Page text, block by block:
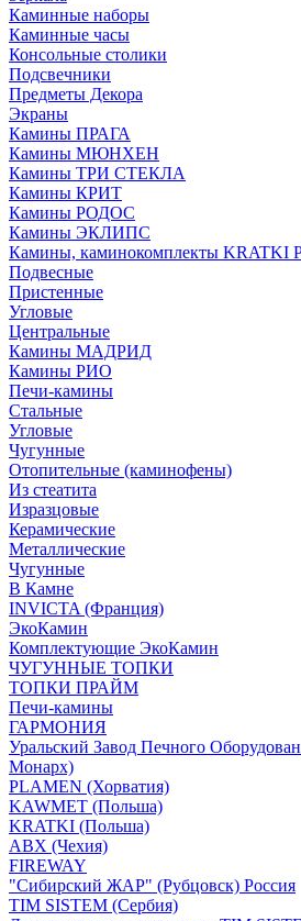
Каминные наборы
Каминные часы
Консольные столики
Подсвечники
Предметы Декора
Экраны
Камины ПРАГА
Камины МЮНХЕН
Камины ТРИ СТЕКЛА
Камины КРИТ
Камины РОДОС
Камины ЭКЛИПС
Камины, каминокомплекты KRATKI
Подвесные
Пристенные
Угловые
Центральные
Камины МАДРИД
Камины РИО
Печи-камины
Стальные
Угловые
Чугунные
Отопительные (каминофены)
Из стеатита
Изразцовые
Керамические
Металлические
Чугунные
В Камне
INVICTA (Франция)
ЭкоКамин
Комплектующие ЭкоКамин
ЧУГУННЫЕ ТОПКИ
ТОПКИ ПРАЙМ
Печи-камины
ГАРМОНИЯ
Уральский Завод Печного
Монарх)
PLAMEN (Хорватия)
KAWMET (Польша)
KRATKI (Польша)
ABX (Чехия)
FIREWAY
"Сибирский ЖАР" (Рубцовск) Россия
TIM SISTEM (Сербия)